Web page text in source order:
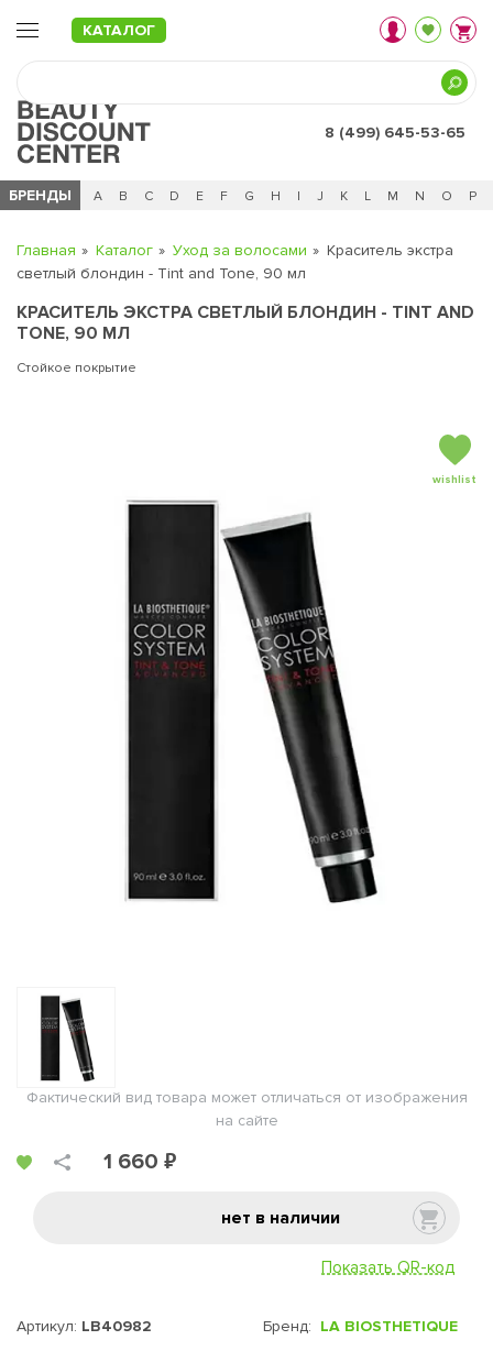
КАТАЛОГ
8 (499) 645-53-65
БРЕНДЫ
Ч 0 - 9 A B C D E F G H I J K L M N O P
Главная Каталог Уход за волосами
Краситель экстра
светлый блондин - Tint and Tone, 90 мл
КРАСИТЕЛЬ ЭКСТРА СВЕТЛЫЙ БЛОНДИН - TINT AND
TONE, 90 МЛ
Стойкое покрытие
wishlist
Фактический вид товара может отличаться от изображения
на сайте
1 660 ₽
нет в наличии
Показать QR-код
Артикул: LB40982
Бренд: LA BIOSTHETIQUE